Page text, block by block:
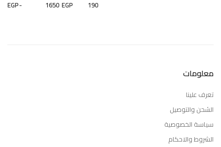
EGP- EGP
معلومات
تعرف علينا
الشحن والتوصيل
سياسة الخصوصية
الشروط والاحكام